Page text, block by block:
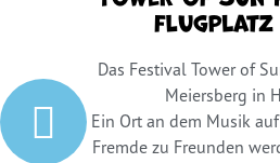
Flugplatz
Das Festival Tower of
Meiersberg in
Ein Ort an dem Musik
Fremde zu Freunden